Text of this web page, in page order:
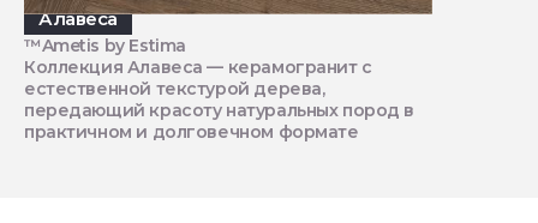
Алавеса
™Ametis by Estima
Коллекция Алавеса — керамогранит с
естественной текстурой дерева,
передающий красоту натуральных пород в
практичном и долговечном формате